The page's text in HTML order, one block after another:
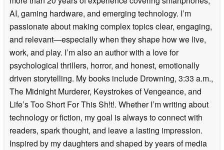
AI, gaming hardware, and emerging technology. I’m
passionate about making complex topics clear, engaging,
and relevant—especially when they shape how we live,
work, and play. I’m also an author with a love for
psychological thrillers, horror, and honest, emotionally
driven storytelling. My books include Drowning, 3:33 a.m.,
The Midnight Murderer, Keystrokes of Vengeance, and
Life’s Too Short For This Sh!t!. Whether I’m writing about
technology or fiction, my goal is always to connect with
readers, spark thought, and leave a lasting impression.
Inspired by my daughters and shaped by years of media